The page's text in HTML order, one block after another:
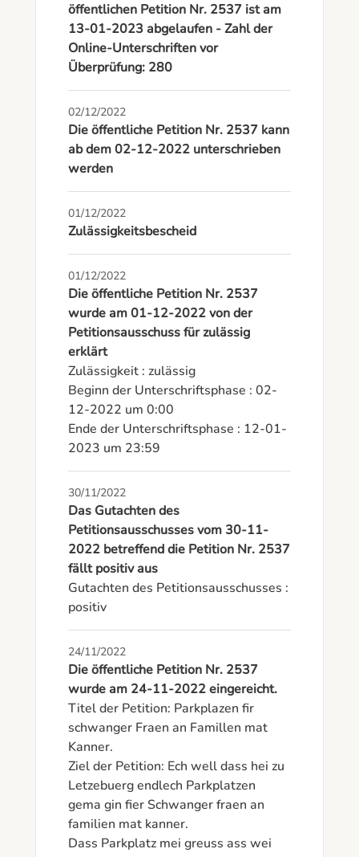
öffentlichen Petition Nr. 2537 ist am
13-01-2023 abgelaufen - Zahl der
Online-Unterschriften vor
Überprüfung: 280
02/12/2022
Die öffentliche Petition Nr. 2537 kann
ab dem 02-12-2022 unterschrieben
werden
01/12/2022
Zulässigkeitsbescheid
01/12/2022
Die öffentliche Petition Nr. 2537
wurde am 01-12-2022 von der
Petitionsausschuss für zulässig
erklärt
Zulässigkeit : zulässig
Beginn der Unterschriftsphase : 02-
12-2022 um 0:00
Ende der Unterschriftsphase : 12-01-
2023 um 23:59
30/11/2022
Das Gutachten des
Petitionsausschusses vom 30-11-
2022 betreffend die Petition Nr. 2537
fällt positiv aus
Gutachten des Petitionsausschusses :
positiv
24/11/2022
Die öffentliche Petition Nr. 2537
wurde am 24-11-2022 eingereicht.
Titel der Petition: Parkplazen fir
schwanger Fraen an Famillen mat
Kanner.
Ziel der Petition: Ech well dass hei zu
Letzebuerg endlech Parkplatzen
gema gin fier Schwanger fraen an
familien mat kanner.
Dass Parkplatz mei greuss ass wei